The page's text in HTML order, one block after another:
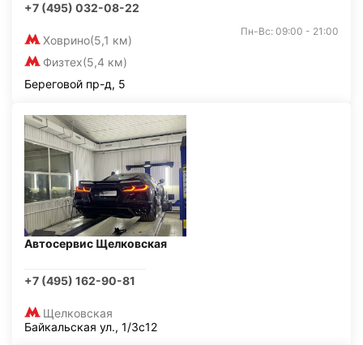
+7 (495) 032-08-22
Ховрино(5,1 км)
Физтех(5,4 км)
Пн-Вс: 09:00 - 21:00
Береговой пр-д, 5
Автосервис Щелковская
+7 (495) 162-90-81
Щелковская
Байкальская ул., 1/3с12